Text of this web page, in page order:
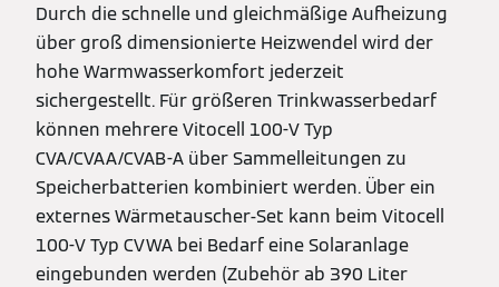
Durch die schnelle und gleichmäßige Aufheizung
über groß dimensionierte Heizwendel wird der
hohe Warmwasserkomfort jederzeit
sichergestellt. Für größeren Trinkwasserbedarf
können mehrere Vitocell 100-V Typ
CVA/CVAA/CVAB-A über Sammelleitungen zu
Speicherbatterien kombiniert werden. Über ein
externes Wärmetauscher-Set kann beim Vitocell
100-V Typ CVWA bei Bedarf eine Solaranlage
eingebunden werden (Zubehör ab 390 Liter